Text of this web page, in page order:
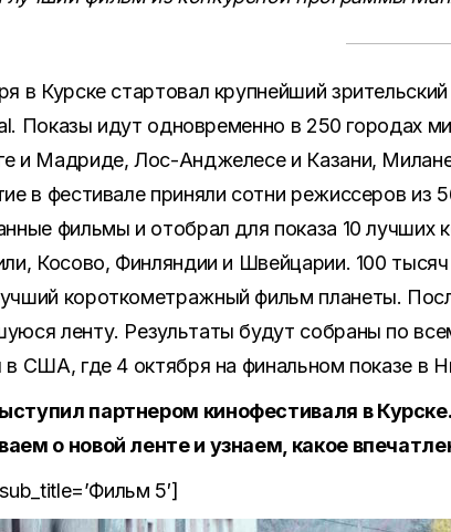
в Курске стартовал крупнейший
Показы идут одновременно в 250 городах
и Мадриде, Лос-Анджелесе и Казани,
в фестивале приняли сотни режиссеров
фильмы и отобрал для показа 10
Косово, Финляндии и Швейцарии. 100
короткометражный фильм планеты.
ленту. Результаты будут собраны по
в США, где 4 октября на финальном показе в
партнером кинофестиваля в
о новой ленте и узнаем, какое
5′]